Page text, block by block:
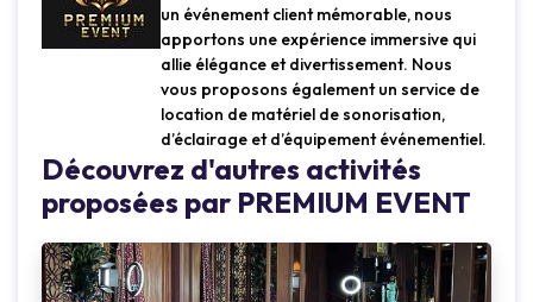
un événement client mémorable, nous
apportons une expérience immersive qui
allie élégance et divertissement. Nous
vous proposons également un service de
location de matériel de sonorisation,
d’éclairage et d’équipement événementiel.
Découvrez d'autres activités
proposées par PREMIUM EVENT